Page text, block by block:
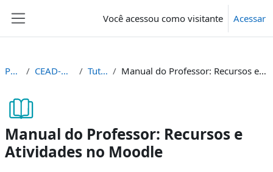
Você acessou como visitante Acessar
Painel CEAD-AMB-TUT Tutoriais Manual do Professor: Recursos e Atividades no Moodle
Manual do Professor: Recursos e
Atividades no Moodle